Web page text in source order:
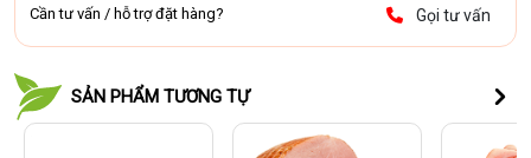
Cần tư vấn / hỗ trợ đặt hàng? Gọi tư vấn
SẢN PHẨM TƯƠNG TỰ